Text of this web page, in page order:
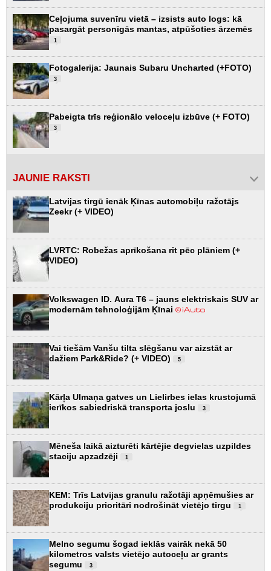
Ceļojuma suvenīru vietā – izsists auto logs: kā
pasargāt personīgās mantas, atpūšoties ārzemēs
1
Fotogalerija: Jaunais Subaru Uncharted (+FOTO)
3
Pabeigta trīs reģionālo veloceļu izbūve (+ FOTO)
3
JAUNIE RAKSTI
Latvijas tirgū ienāk Ķīnas automobiļu ražotājs
Zeekr (+ VIDEO)
LVRTC: Robežas aprīkošana rit pēc plāniem (+
VIDEO)
Volkswagen ID. Aura T6 – jauns elektriskais SUV ar
modernām tehnoloģijām Ķīnai
Vai tiešām Vanšu tilta slēgšanu var aizstāt ar
dažiem Park&Ride? (+ VIDEO)
5
Kārļa Ulmaņa gatves un Lielirbes ielas krustojumā
ierīkos sabiedriskā transporta joslu
3
Mēneša laikā aizturēti kārtējie degvielas uzpildes
staciju apzadzēji
1
KEM: Trīs Latvijas granulu ražotāji apņēmušies ar
produkciju prioritāri nodrošināt vietējo tirgu
1
Melno segumu šogad ieklās vairāk nekā 50
kilometros valsts vietējo autoceļu ar grants
segumu
3